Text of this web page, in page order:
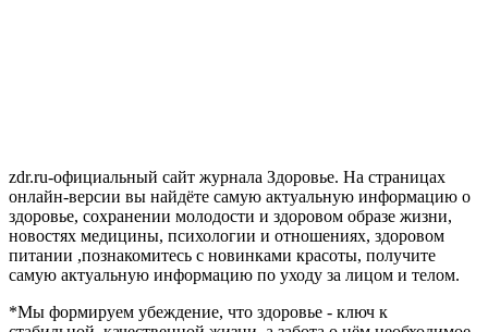
zdr.ru-официальный сайт журнала Здоровье. На страницах
онлайн-версии вы найдёте самую актуальную информацию о
здоровье, сохранении молодости и здоровом образе жизни,
новостях медицины, психологии и отношениях, здоровом
питании ,познакомитесь с новинками красоты, получите
самую актуальную информацию по уходу за лицом и телом.
*Мы формируем убеждение, что здоровье - ключ к